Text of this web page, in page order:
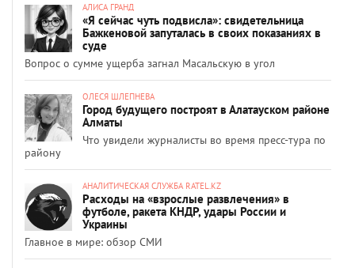
АЛИСА ГРАНД
«Я сейчас чуть подвисла»: свидетельница
Бажкеновой запуталась в своих показаниях в
суде
Вопрос о сумме ущерба загнал Масальскую в угол
ОЛЕСЯ ШЛЕПНЕВА
Город будущего построят в Алатауском районе
Алматы
Что увидели журналисты во время пресс-тура по
району
АНАЛИТИЧЕСКАЯ СЛУЖБА RATEL.KZ
Расходы на «взрослые развлечения» в
футболе, ракета КНДР, удары России и
Украины
Главное в мире: обзор СМИ